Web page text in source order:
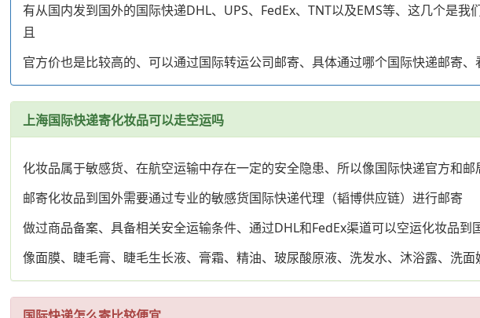
有从国内发到国外的国际快递DHL、UPS、FedEx、TNT以及EMS等、这几个是
且
官方价也是比较高的、可以通过国际转运公司邮寄、具体通过哪个国际快递邮寄
上海国际快递寄化妆品可以走空运吗
化妆品属于敏感货、在航空运输中存在一定的安全隐患、所以像国际快递官方和
邮寄化妆品到国外需要通过专业的敏感货国际快递代理（韬博供应链）进行邮寄
做过商品备案、具备相关安全运输条件、通过DHL和FedEx渠道可以空运化妆品到
像面膜、睫毛膏、睫毛生长液、膏霜、精油、玻尿酸原液、洗发水、沐浴露、洗